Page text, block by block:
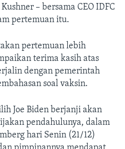
– bersama CEO IDFC
pertemuan itu.
pertemuan lebih
terima kasih atas
dengan pemerintah
soal vaksin.
Joe Biden berjanji akan
pendahulunya, dalam
hari Senin (21/12)